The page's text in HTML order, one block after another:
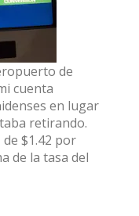
de
cuenta
en lugar
retirando.
$1.42 por
de la tasa del